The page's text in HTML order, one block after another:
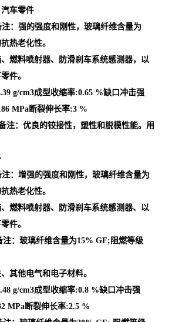
车零件
注：强的强度和刚性，玻璃纤维含量为
热老化性。
燃料喷射器、防滑刹车系统感测器，以
件。
g/cm3成型收缩率:0.65 %缺口冲击强
MPa断裂伸长率:3 %
注：优良的铰接性，塑性和脱模性能。用
注：增强的强度和刚性，玻璃纤维含量为
热老化性。
燃料喷射器、防滑刹车系统感测器、以
件。
注：玻璃纤维含量为15% GF;阻燃等级
其他电气和电子材料。
g/cm3成型收缩率:0.8 %缺口冲击强
MPa断裂伸长率:2.5 %